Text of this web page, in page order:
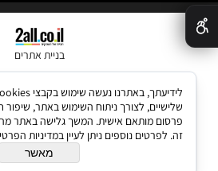
בניית אתרים
שלישיים, לצורך ניתוח השימוש באתר, שיפור
פרסום מותאם אישית. המשך גלישה באתר
זה. לפרטים נוספים ניתן לעיין במדיניות
מאשר